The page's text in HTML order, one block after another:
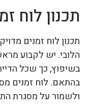
תכנון לוח
תכנון לוח זמנים
הלובי. יש לקבוע
בשיפוץ, כך שכל
בהתאם. לוח זמנים
ולשמור על מסגרת